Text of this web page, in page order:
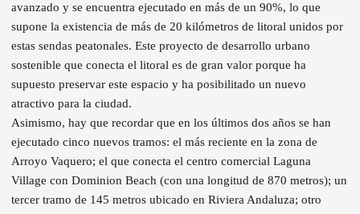
avanzado y se encuentra ejecutado en más de un 90%, lo que
supone la existencia de más de 20 kilómetros de litoral unidos por
estas sendas peatonales. Este proyecto de desarrollo urbano
sostenible que conecta el litoral es de gran valor porque ha
supuesto preservar este espacio y ha posibilitado un nuevo
atractivo para la ciudad.
Asimismo, hay que recordar que en los últimos dos años se han
ejecutado cinco nuevos tramos: el más reciente en la zona de
Arroyo Vaquero; el que conecta el centro comercial Laguna
Village con Dominion Beach (con una longitud de 870 metros); un
tercer tramo de 145 metros ubicado en Riviera Andaluza; otro